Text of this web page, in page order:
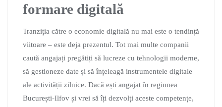
formare digitală
Tranziția către o economie digitală nu mai este o tendință
viitoare – este deja prezentul. Tot mai multe companii
caută angajați pregătiți să lucreze cu tehnologii moderne,
să gestioneze date și să înțeleagă instrumentele digitale
ale activității zilnice. Dacă ești angajat în regiunea
București-Ilfov și vrei să îți dezvolți aceste competențe,